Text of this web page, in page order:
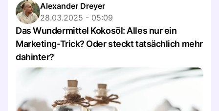
Alexander Dreyer
28.03.2025 - 05:09
Das Wundermittel Kokosöl: Alles nur ein
Marketing-Trick? Oder steckt tatsächlich mehr
dahinter?